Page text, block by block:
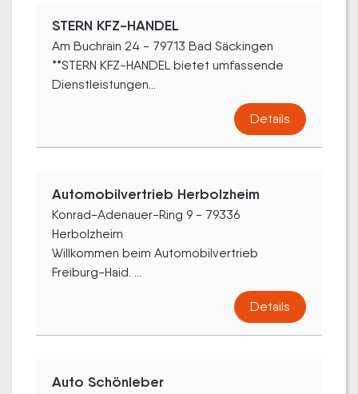
STERN KFZ-HANDEL
Am Buchrain 24 - 79713 Bad Säckingen
**STERN KFZ-HANDEL bietet umfassende
Dienstleistungen...
Details
Automobilvertrieb Herbolzheim
Konrad-Adenauer-Ring 9 - 79336
Herbolzheim
Willkommen beim Automobilvertrieb
Freiburg-Haid. ...
Details
Auto Schönleber